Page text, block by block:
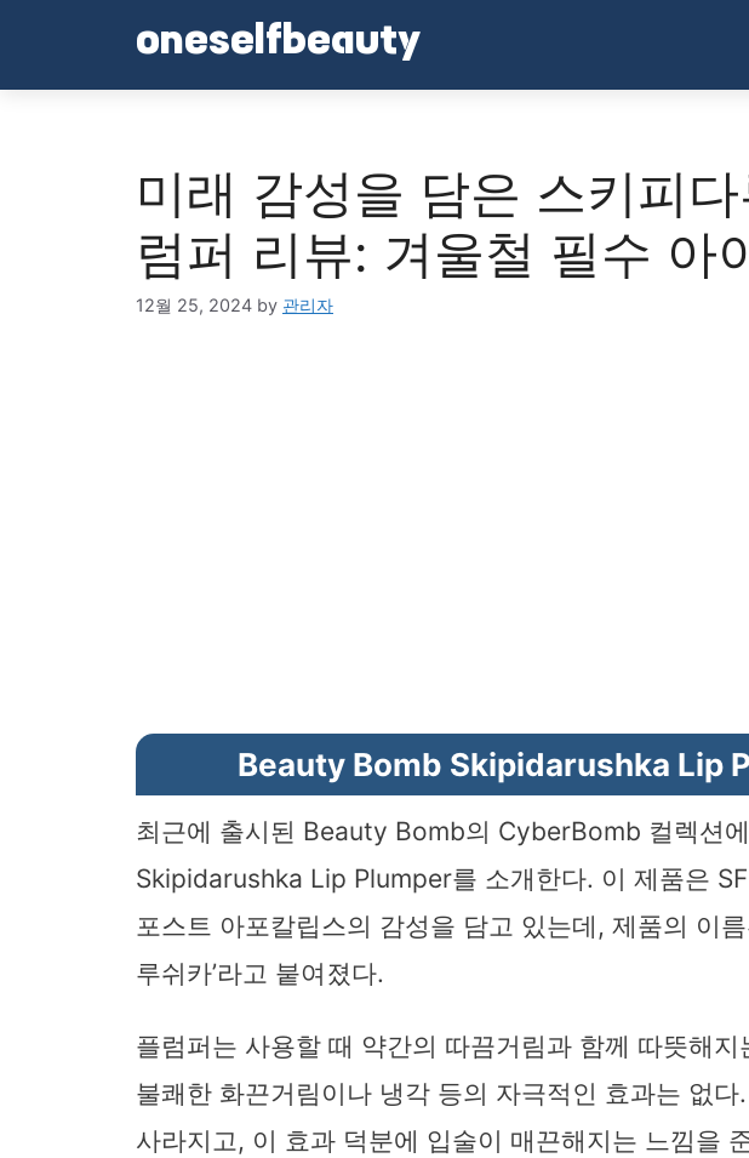
oneselfbeauty
미래 감성을 담은 스키피
럼퍼 리뷰: 겨울철 필수 아
12월 25, 2024 by 관리자
Beauty Bomb Skipidarushka Lip
최근에 출시된 Beauty Bomb의 CyberBomb 컬렉션
Skipidarushka Lip Plumper를 소개한다. 이 제품은
포스트 아포칼립스의 감성을 담고 있는데, 제품의 이
루쉬카’라고 붙여졌다.
플럼퍼는 사용할 때 약간의 따끔거림과 함께 따뜻해
불쾌한 화끈거림이나 냉각 등의 자극적인 효과는 없
사라지고, 이 효과 덕분에 입술이 매끈해지는 느낌을